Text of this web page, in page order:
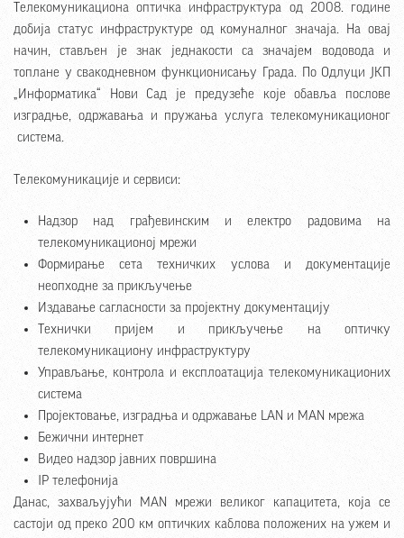
Телекомуникациона оптичка инфраструктура од 2008. године
добија статус инфраструктуре од комуналног значаја. На овај
начин, стављен је знак једнакости са значајем водовода и
топлане у свакодневном функционисању Града. По Одлуци ЈКП
„Информатика“ Нови Сад је предузеће које обавља послове
изградње, одржавања и пружања услуга телекомуникационог
система.
Телекомуникације и сервиси:
Надзор над грађевинским и електро радовима на
телекомуникационој мрежи
Формирање сета техничких услова и документације
неопходне за прикључење
Издавање сагласности за пројектну документацију
Технички пријем и прикључење на оптичку
телекомуникациону инфраструктуру
Управљање, контрола и експлоатација телекомуникационих
система
Пројектовање, изградња и одржавање LAN и MAN мрежа
Бежични интернет
Видео надзор јавних површина
IP телефонија
Данас, захваљујући MAN мрежи великог капацитета, која се
састоји од преко 200 км оптичких каблова положених на ужем и